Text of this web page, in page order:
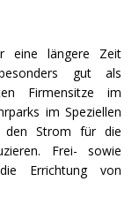
eine längere Zeit
gut als
Firmensitze im
im Speziellen
den Strom für die
Frei- sowie
Errichtung von